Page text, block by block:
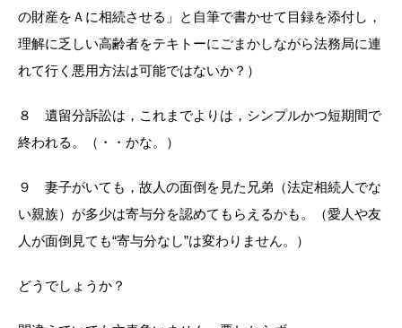
の財産をＡに相続させる」と自筆で書かせて目録を添付し，
理解に乏しい高齢者をテキトーにごまかしながら法務局に連
れて行く悪用方法は可能ではないか？）
８ 遺留分訴訟は，これまでよりは，シンプルかつ短期間で
終われる。（・・かな。）
９ 妻子がいても，故人の面倒を見た兄弟（法定相続人でな
い親族）が多少は寄与分を認めてもらえるかも。（愛人や友
人が面倒見ても“寄与分なし”は変わりません。）
どうでしょうか？